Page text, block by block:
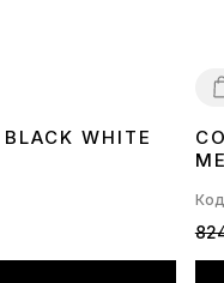
WHITE